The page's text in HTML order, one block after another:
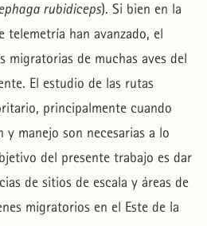
rubidiceps). Si bien en la
telemetría han avanzado, el
migratorias de muchas aves del
El estudio de las rutas
principalmente cuando
y manejo son necesarias a lo
del presente trabajo es dar
de sitios de escala y áreas de
migratorios en el Este de la